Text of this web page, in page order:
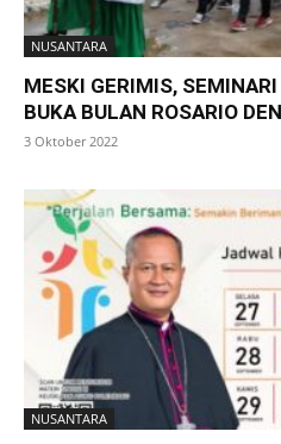
NUSANTARA
MESKI GERIMIS,
BUKA BULAN ROSARIO
3 Oktober 2022
NUSANTARA